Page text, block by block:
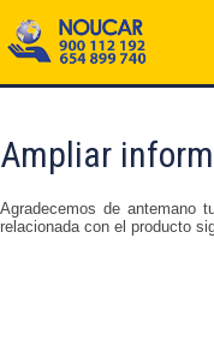
Ampliar
Agradecemos de antemano
relacionada con el producto